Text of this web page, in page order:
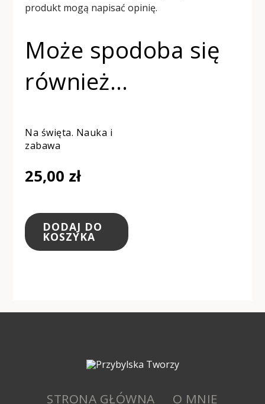
produkt mogą napisać opinię.
Może spodoba się
również…
Na święta. Nauka i
zabawa
25,00 zł
DODAJ DO
KOSZYKA
STRONA GŁÓWNA O MNIE